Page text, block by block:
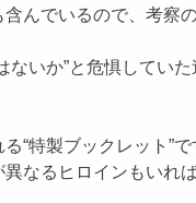
んでいるので、考察
いか”と危惧してい
“特製ブックレット
なるヒロインもい